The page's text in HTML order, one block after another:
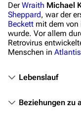
Filme
Das
Völker
DerWraith Michael
Sheppard, war der
Beckett mit dem
wurde. Vor allem
Retrovirus
Menschen in Atlantis
Lebenslauf
Beziehungen zu